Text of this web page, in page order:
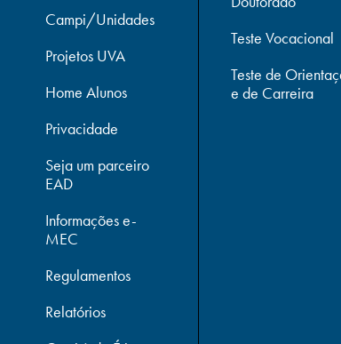
Campi/Unidades
Projetos UVA
Home Alunos
Privacidade
Seja um parceiro
EAD
Informações e-
MEC
Regulamentos
Relatórios
Teste Vocacional
Teste de
e de Carreira